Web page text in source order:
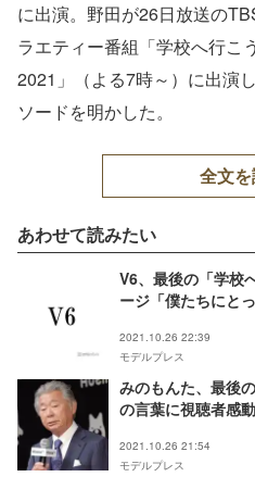
に出演。野田が26日放送の
ラエティー番組「学校へ行こ
2021」（よる7時～）に出演
ソードを明かした。
全文
あわせて読みたい
V6、最後の「学校
ージ「僕たちにと
2021.10.26 22:39
モデルプレス
みのもんた、最後
の言葉に視聴者感
2021.10.26 21:54
モデルプレス